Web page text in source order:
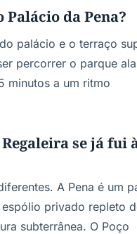
da Pena?
palácio e o terraço
percorrer o parque
minutos a um ritmo
se já fui
A Pena é um
privado repleto
subterrânea. O Poço